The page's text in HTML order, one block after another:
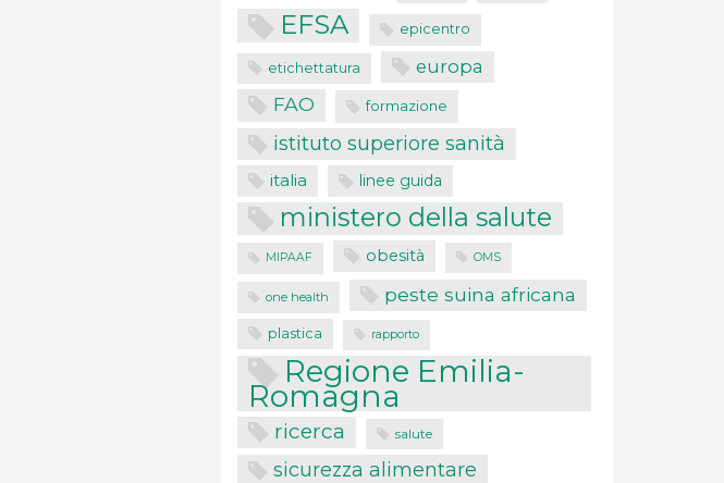
EFSA epicentro
etichettatura europa
FAO formazione
istituto superiore sanità
italia linee guida
ministero della salute
MIPAAF obesità OMS
one health peste suina africana
plastica rapporto
Regione Emilia-
Romagna
ricerca salute
sicurezza alimentare